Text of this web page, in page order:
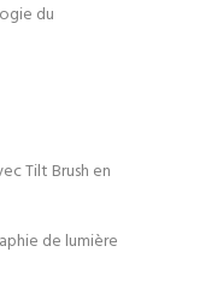
du
Tilt Brush en
de lumière